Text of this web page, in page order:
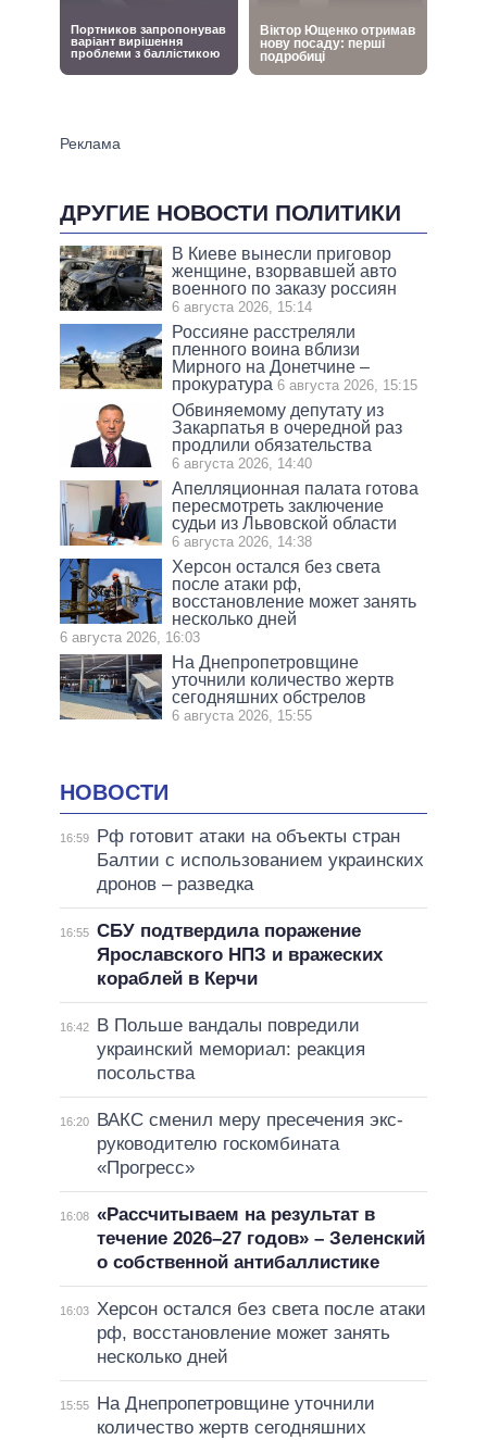
ДРУГИЕ НОВОСТИ ПОЛИТИКИ
В Киеве вынесли приговор
женщине, взорвавшей авто
военного по заказу россиян
6 августа 2026, 15:14
Россияне расстреляли
пленного воина вблизи
Мирного на Донетчине –
прокуратура 6 августа 2026, 15:15
Обвиняемому депутату из
Закарпатья в очередной раз
продлили обязательства
6 августа 2026, 14:40
Апелляционная палата готова
пересмотреть заключение
судьи из Львовской области
6 августа 2026, 14:38
Херсон остался без света
после атаки рф,
восстановление может занять
несколько дней
6 августа 2026, 16:03
На Днепропетровщине
уточнили количество жертв
сегодняшних обстрелов
6 августа 2026, 15:55
НОВОСТИ
16:59
Рф готовит атаки на объекты стран
Балтии с использованием украинских
дронов – разведка
16:55 СБУ подтвердила поражение
Ярославского НПЗ и вражеских
кораблей в Керчи
16:42
В Польше вандалы повредили
украинский мемориал: реакция
посольства
16:20
ВАКС сменил меру пресечения экс-
руководителю госкомбината
«Прогресс»
16:08 «Рассчитываем на результат в
течение 2026–27 годов» – Зеленский
о собственной антибаллистике
16:03 Херсон остался без света после атаки
рф, восстановление может занять
несколько дней
15:55
На Днепропетровщине уточнили
количество жертв сегодняшних